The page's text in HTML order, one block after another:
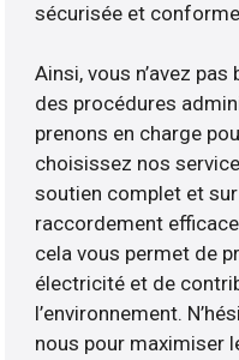
sécurisée et
Ainsi, vous n’avez
des procédures
prenons en charge
choisissez nos
soutien complet et
raccordement
cela vous permet de
électricité et de
l’environnement.
nous pour maximiser